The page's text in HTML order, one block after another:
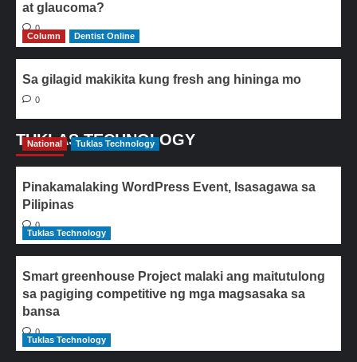
at glaucoma?
0
Column
Dentist Online
Sa gilagid makikita kung fresh ang hininga mo
0
TUKLAS TECHNOLOGY
National Tuklas Technology
Pinakamalaking WordPress Event, Isasagawa sa
Pilipinas
0
Tuklas Technology
Smart greenhouse Project malaki ang maitutulong
sa pagiging competitive ng mga magsasaka sa
bansa
0
Tuklas Technology